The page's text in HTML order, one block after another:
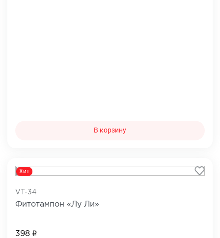
В корзину
Хит
VT-34
Фитотампон «Лу Ли»
398